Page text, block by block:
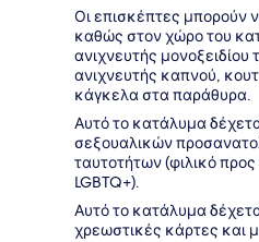
Οι επισκέπτες μπορούν
καθώς στον χώρο του
ανιχνευτής
ανιχνευτής καπνού,
κάγκελα στα παράθυρα.
Αυτό το κατάλυμα
σεξουαλικών
ταυτοτήτων (φιλικό
LGBTQ+).
Αυτό το κατάλυμα
χρεωστικές κάρτες και